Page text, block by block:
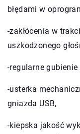
błędami w
-zakłócenia w
uszkodzonego
-regularne gubienie
-usterka
gniazda USB,
-kiepska jakość